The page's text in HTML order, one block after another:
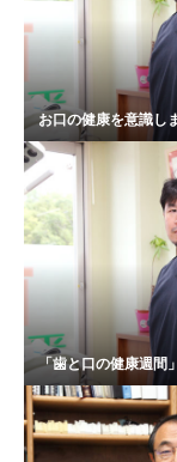
お口の健康を意識し
「歯と口の健康週間